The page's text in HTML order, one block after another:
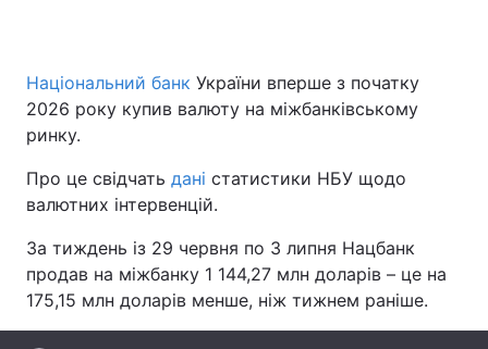
Головна
Україна
Економіка Світ
Спорт Наука
Національний банк України вперше з початку
2026 року купив валюту на міжбанківському
ринку.
Про це свідчать дані статистики НБУ щодо
валютних інтервенцій.
За тиждень із 29 червня по 3 липня Нацбанк
продав на міжбанку 1 144,27 млн доларів – це на
175,15 млн доларів менше, ніж тижнем раніше.